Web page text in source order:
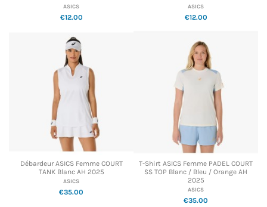
ASICS
€12.00
ASICS
€12.00
Débardeur ASICS Femme COURT
TANK Blanc AH 2025
ASICS
€35.00
T-Shirt ASICS Femme PADEL COURT
SS TOP Blanc / Bleu / Orange AH
2025
ASICS
€35.00